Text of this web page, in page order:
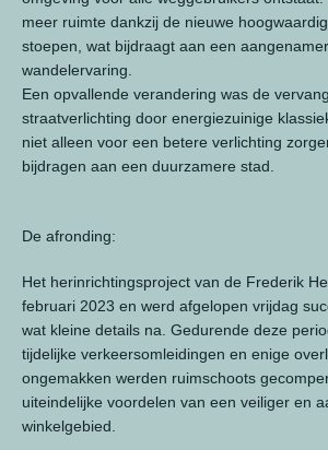
meer ruimte dankzij de nieuwe
stoepen, wat bijdraagt aan een
wandelervaring.
Een opvallende verandering was de
straatverlichting door energiezuinige
niet alleen voor een betere verlichting
bijdragen aan een duurzamere stad.
De afronding:
Het herinrichtingsproject van de Frederik
februari 2023 en werd afgelopen vrijdag
wat kleine details na. Gedurende deze
tijdelijke verkeersomleidingen en enige
ongemakken werden ruimschoots
uiteindelijke voordelen van een veiliger en
winkelgebied.